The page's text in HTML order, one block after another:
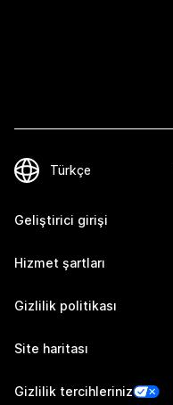
Geliştirici girişi
Hizmet şartları
Gizlilik politikası
Site haritası
Gizlilik tercihleriniz